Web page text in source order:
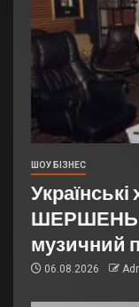
ШОУ БІЗНЕС
Українські
ШЕРШЕНЬ
музичний
06.08.2026